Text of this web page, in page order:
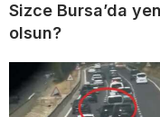
Sizce Bursa’da
olsun?